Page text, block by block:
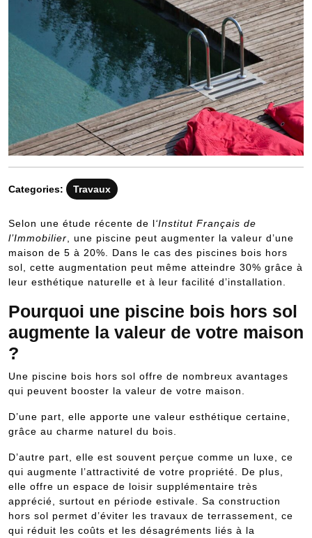
Categories: Travaux
Selon une étude récente de l‘Institut Français de
l’Immobilier , une piscine peut augmenter la valeur d’une
maison de 5 à 20%. Dans le cas des piscines bois hors
sol, cette augmentation peut même atteindre 30% grâce à
leur esthétique naturelle et à leur facilité d’installation.
Pourquoi une piscine bois hors sol
augmente la valeur de votre maison
?
Une piscine bois hors sol offre de nombreux avantages
qui peuvent booster la valeur de votre maison.
D’une part, elle apporte une valeur esthétique certaine,
grâce au charme naturel du bois.
D’autre part, elle est souvent perçue comme un luxe, ce
qui augmente l’attractivité de votre propriété. De plus,
elle offre un espace de loisir supplémentaire très
apprécié, surtout en période estivale. Sa construction
hors sol permet d’éviter les travaux de terrassement, ce
qui réduit les coûts et les désagréments liés à la